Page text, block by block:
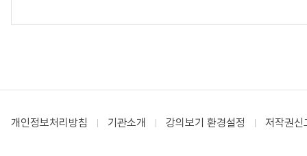
개인정보처리방침 기관소개 강의보기 환경설정 저작권신